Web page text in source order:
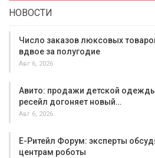
НОВОСТИ
Число заказов люксовых
вдвое за полугодие
Авг 6, 2026
Авито: продажи детской
ресейл догоняет новый…
Авг 6, 2026
Е-Ритейл Форум: эксперты
центрам роботы